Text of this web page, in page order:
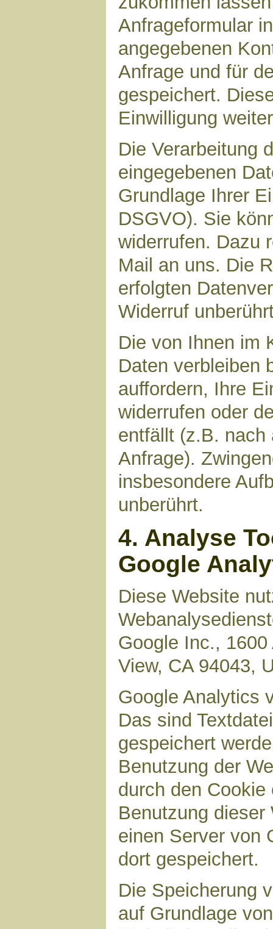
Anfrageformular
angegebenen
Anfrage und für
gespeichert.
Einwilligung
Die Verarbeitung
eingegebenen
Grundlage Ihrer
DSGVO). Sie
widerrufen. Dazu
Mail an uns. Die
erfolgten
Widerruf
Die von Ihnen im
Daten verbleiben
auffordern, Ihre
widerrufen oder
entfällt (z.B. nach
Anfrage).
insbesondere
unberührt.
4. Analyse
Google
Diese Website
Google Inc.,
View, CA 94043,
Google Analytics
Das sind
gespeichert
Benutzung der
durch den
Benutzung dieser
einen Server von
dort gespeichert.
Die Speicherung
auf Grundlage